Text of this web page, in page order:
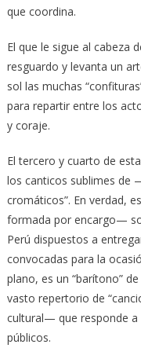
que coordina.
El que le sigue al cabeza
resguardo y levanta un
sol las muchas
para repartir entre los
y coraje.
El tercero y cuarto de
los canticos sublimes de
cromáticos”. En verdad,
formada por encargo—
Perú dispuestos a
convocadas para la
plano, es un “barítono”
vasto repertorio de
cultural— que responde a
públicos.